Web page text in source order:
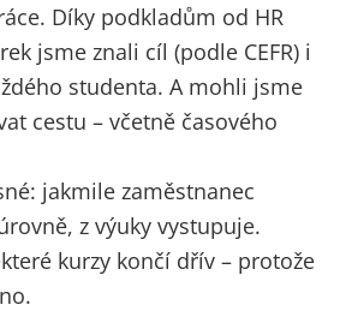
Díky podkladům od HR
jsme znali cíl (podle CEFR) i
studenta. A mohli jsme
cestu – včetně časového
jakmile zaměstnanec
z výuky vystupuje.
kurzy končí dřív – protože